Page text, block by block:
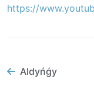
https://
Aldyńǵy